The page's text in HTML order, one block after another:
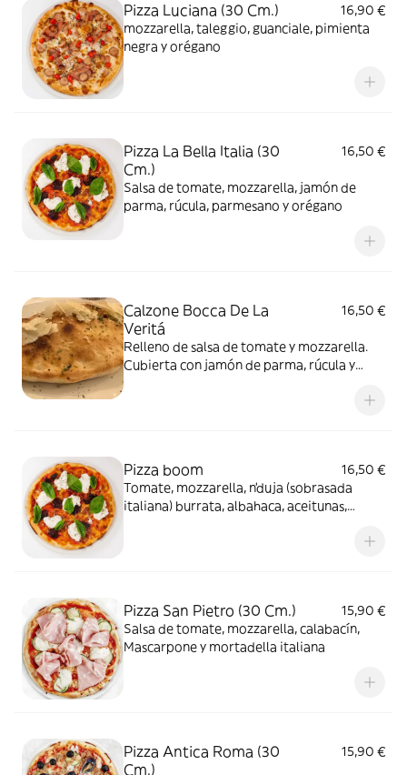
Pizza Luciana (30 Cm.)
16,90 €
mozzarella, taleggio, guanciale, pimienta
negra y orégano
Pizza La Bella Italia (30
Cm.)
16,50 €
Salsa de tomate, mozzarella, jamón de
parma, rúcula, parmesano y orégano
Calzone Bocca De La
Veritá
16,50 €
Relleno de salsa de tomate y mozzarella.
Cubierta con jamón de parma, rúcula y
Pizza boom
16,50 €
Tomate, mozzarella, n’duja (sobrasada
italiana) burrata, albahaca, aceitunas,
Pizza San Pietro (30 Cm.)
15,90 €
Salsa de tomate, mozzarella, calabacín,
Mascarpone y mortadella italiana
Pizza Antica Roma (30
Cm.)
15,90 €